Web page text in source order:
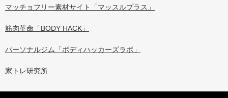
マッチョフリー素材サイト「マッスルプラス」
筋肉革命「BODY HACK」
パーソナルジム「ボディハッカーズラボ」
家トレ研究所